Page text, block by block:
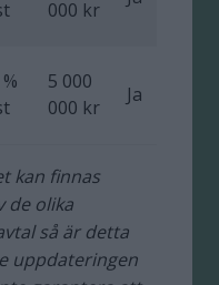
000 kr
5 000
000 kr
Ja
kan finnas
de olika
så är detta
uppdateringen